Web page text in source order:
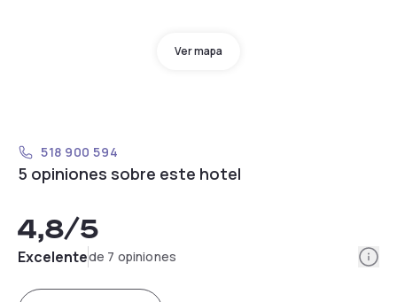
Ver mapa
518 900 594
5 opiniones sobre este hotel
4,8/5
Excelentede 7 opiniones